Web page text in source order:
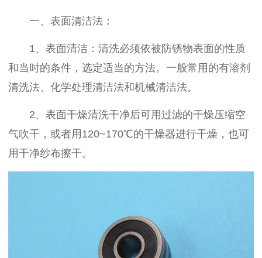
一、表面清洁法：
1、表面清洁：清洗必须依被防锈物表面的性质
和当时的条件，选定适当的方法。一般常用的有溶剂
清洗法、化学处理清洁法和机械清洁法。
2、表面干燥清洗干净后可用过滤的干燥压缩空
气吹干，或者用120~170℃的干燥器进行干燥，也可
用干净纱布擦干。